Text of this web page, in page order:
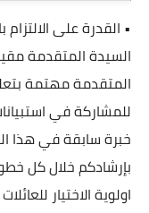
• القدرة على
السيدة المتقدمة
المتقدمة مهتمة
للمشاركة في
خبرة سابقة في هذا
بإرشادكم خلال كل
اولوية الاختيار